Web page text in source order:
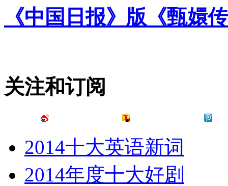
《中国日报》版《甄嬛
关注和订阅
2014十大英语新词
2014年度十大好剧